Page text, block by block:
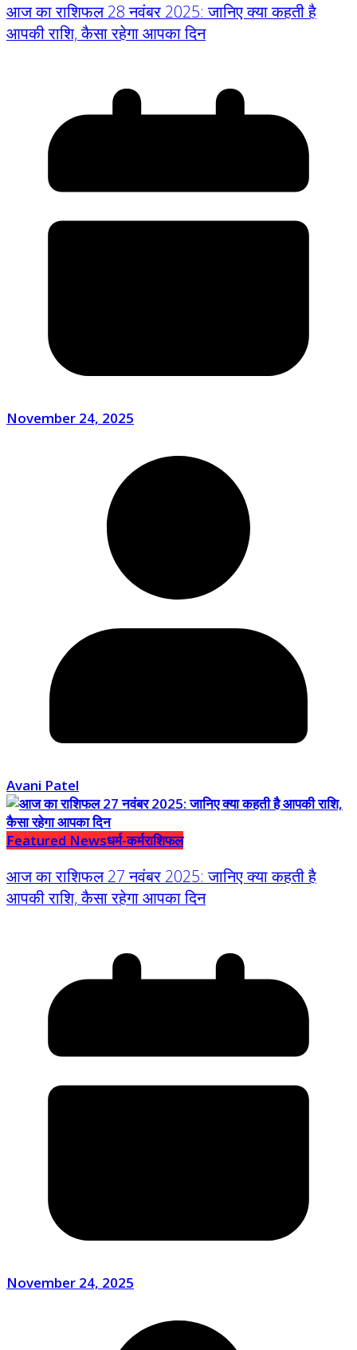
आज का राशिफल 28 नवंबर 2025: जानिए क्या कहती है
आपकी राशि, कैसा रहेगा आपका दिन
November 24, 2025
Avani Patel
Featured Newsधर्म-कर्मराशिफल
आज का राशिफल 27 नवंबर 2025: जानिए क्या कहती है
आपकी राशि, कैसा रहेगा आपका दिन
November 24, 2025